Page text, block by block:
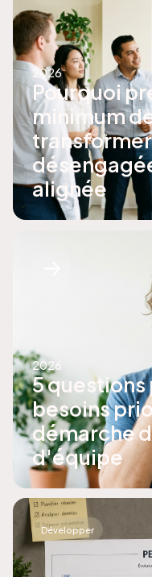
2026
Pourquoi
minimum
alignée
2026
5
besoins
démarche
d'équipe
Développer